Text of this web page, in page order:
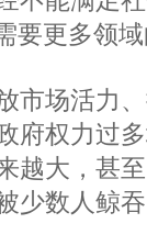
要更多领
场活力、
府权力过
越大，甚
少数人鲸